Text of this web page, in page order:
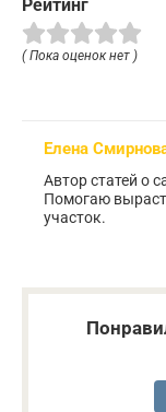
Рейтинг
( Пока оценок нет )
Елена
Автор статей о
Помогаю
участок.